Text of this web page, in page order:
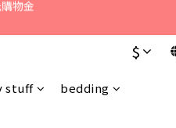
上9點 至 下午6點。
金
$
stuff
bedding